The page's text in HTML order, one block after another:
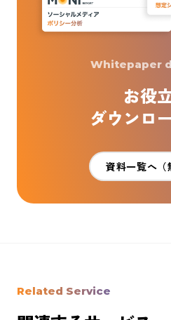
Whitepaper
お役
ダウンロ
資料一覧へ（
Related Service